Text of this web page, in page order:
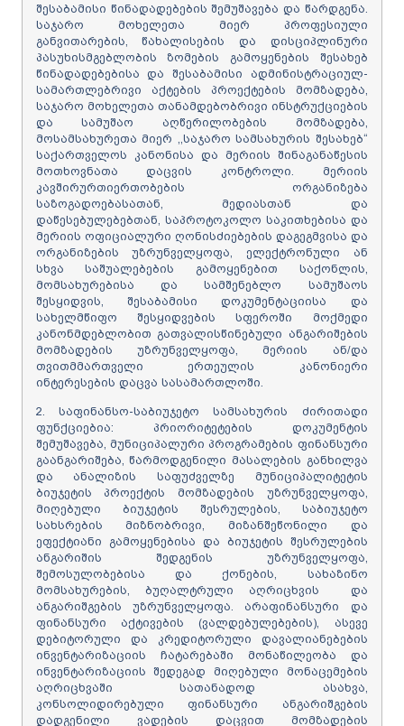
შესაბამისი წინადადებების შემუშავება და წარდგენა.
საჯარო მოხელეთა მიერ პროფესიული
განვითარების, წახალისების და დისციპლინური
პასუხისმგებლობის ზომების გამოყენების შესახებ
წინადადებებისა და შესაბამისი ადმინისტრაციულ-
სამართლებრივი აქტების პროექტების მომზადება,
საჯარო მოხელეთა თანამდებობრივი ინსტრუქციების
და სამუშაო აღწერილობების მომზადება,
მოსამსახურეთა მიერ ,,საჯარო სამსახურის შესახებ“
საქართველოს კანონისა და მერიის შინაგანაწესის
მოთხოვნათა დაცვის კონტროლი. მერიის
კავშირურთიერთობების ორგანიზება
საზოგადოებასათან, მედიასთან და
დაწესებულებებთან, საპროტოკოლო საკითხებისა და
მერიის ოფიციალური ღონისძიებების დაგეგმვისა და
ორგანიზების უზრუნველყოფა, ელექტრონული ან
სხვა საშუალებების გამოყენებით საქონლის,
მომსახურებისა და სამშენებლო სამუშაოს
შესყიდვის, შესაბამისი დოკუმენტაციისა და
სახელმწიფო შესყიდვების სფეროში მოქმედი
კანონმდებლობით გათვალისწინებული ანგარიშების
მომზადების უზრუნველყოფა, მერიის ან/და
თვითმმართველი ერთეულის კანონიერი
ინტერესების დაცვა სასამართლოში.
2. საფინანსო-საბიუჯეტო სამსახურის ძირითადი
ფუნქციებია: პრიორიტეტების დოკუმენტის
შემუშავება, მუნიციპალური პროგრამების ფინანსური
გაანგარიშება, წარმოდგენილი მასალების განხილვა
და ანალიზის საფუძველზე მუნიციპალიტეტის
ბიუჯეტის პროექტის მომზადების უზრუნველყოფა,
მიღებული ბიუჯეტის შესრულების, საბიუჯეტო
სახსრების მიზნობრივი, მიზანშეწონილი და
ეფექტიანი გამოყენებისა და ბიუჯეტის შესრულების
ანგარიშის შედგენის უზრუნველყოფა,
შემოსულობებისა და ქონების, სახაზინო
მომსახურების, ბუღალტრული აღრიცხვის და
ანგარიშგების უზრუნველყოფა. არაფინანსური და
ფინანსური აქტივების (ვალდებულებების), ასევე
დებიტორული და კრედიტორული დავალიანებების
ინვენტარიზაციის ჩატარებაში მონაწილეობა და
ინვენტარიზაციის შედეგად მიღებული მონაცემების
აღრიცხვაში სათანადოდ ასახვა,
კონსოლიდირებული ფინანსური ანგარიშგების
დადგენილი ვადების დაცვით მომზადების